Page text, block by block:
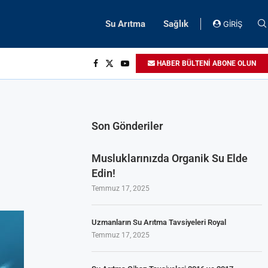
Su Arıtma Sağlık GİRİŞ
HABER BÜLTENİ ABONE OLUN
Son Gönderiler
Musluklarınızda Organik Su Elde
Edin!
Temmuz 17, 2025
Uzmanların Su Arıtma Tavsiyeleri Royal
Temmuz 17, 2025